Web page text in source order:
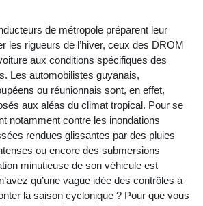
de métropole préparent leur
les rigueurs de l’hiver, ceux des DROM
aux conditions spécifiques des
Les automobilistes guyanais,
ou réunionnais sont, en effet,
aux aléas du climat tropical. Pour se
notamment contre les inondations
rendues glissantes par des pluies
ou encore des submersions
minutieuse de son véhicule est
qu’une vague idée des contrôles à
la saison cyclonique ? Pour que vous